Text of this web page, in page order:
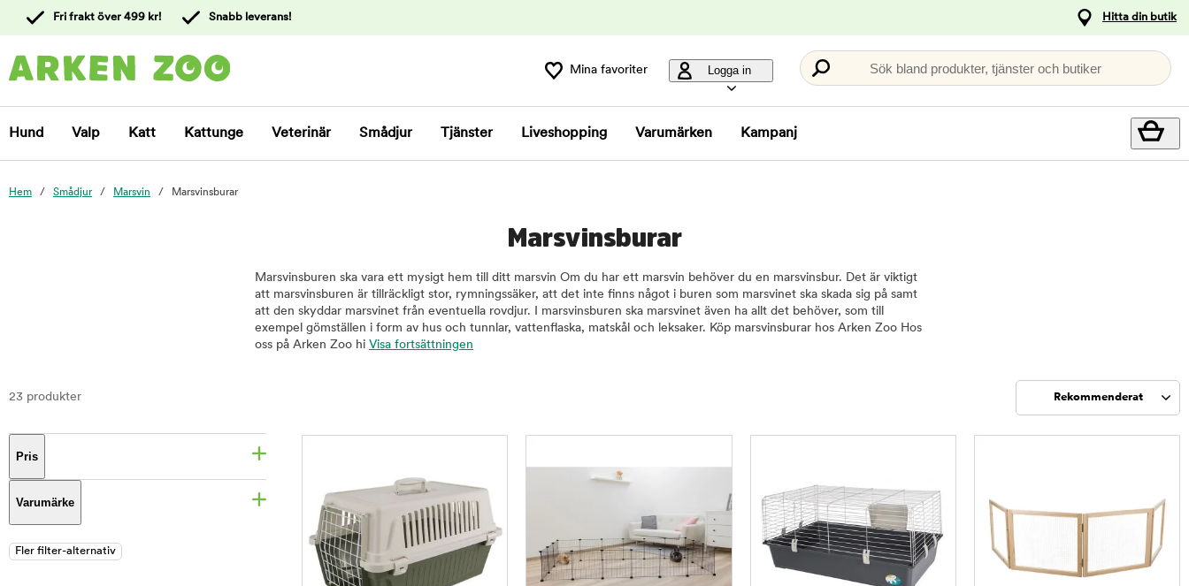
kundtjänst
Fri frakt över 499 kr! Snabb leverans! Hitta din butik
Mina favoriter Logga in Sök bland produkter, tjänster och butiker
Hund Valp Katt Kattunge Veterinär Smådjur Tjänster Liveshopping Varumärken Kampanj
Hem Smådjur Marsvin Marsvinsburar
Marsvinsburar
Marsvinsburen ska vara ett mysigt hem till ditt marsvin Om du har ett marsvin behöver du en marsvinsbur. Det är viktigt
att marsvinsburen är tillräckligt stor, rymningssäker, att det inte finns något i buren som marsvinet ska skada sig på samt
att den skyddar marsvinet från eventuella rovdjur. I marsvinsburen ska marsvinet även ha allt det behöver, som till
exempel gömställen i form av hus och tunnlar, vattenflaska, matskål och leksaker. Köp marsvinsburar hos Arken Zoo Hos
oss på Arken Zoo hi Visa fortsättningen
23 produkter
Pris
Varumärke
Rekommenderat